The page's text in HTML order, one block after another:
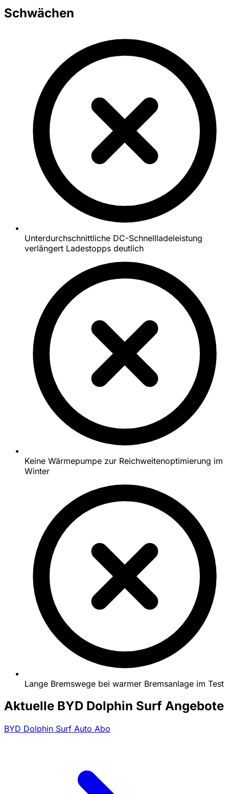
Schwächen
Unterdurchschnittliche DC-Schnellladeleistung
verlängert Ladestopps deutlich
Keine Wärmepumpe zur Reichweitenoptimierung im
Winter
Lange Bremswege bei warmer Bremsanlage im Test
Aktuelle BYD Dolphin Surf Angebote
BYD Dolphin Surf Auto Abo